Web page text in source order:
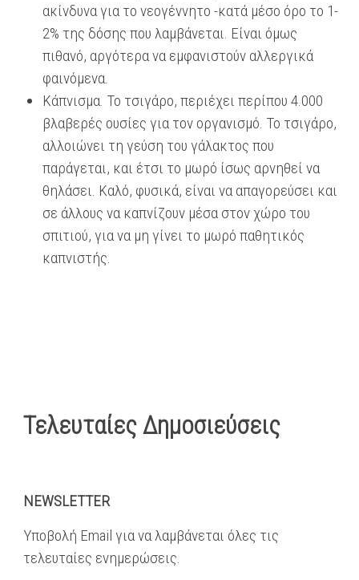
ακίνδυνα για το νεογέννητο -κατά μέσο όρο το 1-
2% της δόσης που λαμβάνεται. Είναι όμως
πιθανό, αργότερα να εμφανιστούν αλλεργικά
φαινόμενα.
Κάπνισμα. Το τσιγάρο, περιέχει περίπου 4.000
βλαβερές ουσίες για τον οργανισμό. Το τσιγάρο,
αλλοιώνει τη γεύση του γάλακτος που
παράγεται, και έτσι το μωρό ίσως αρνηθεί να
θηλάσει. Καλό, φυσικά, είναι να απαγορεύσει και
σε άλλους να καπνίζουν μέσα στον χώρο του
σπιτιού, για να μη γίνει το μωρό παθητικός
καπνιστής.
Τελευταίες Δημοσιεύσεις
NEWSLETTER
Υποβολή Email για να λαμβάνεται όλες τις
τελευταίες ενημερώσεις.